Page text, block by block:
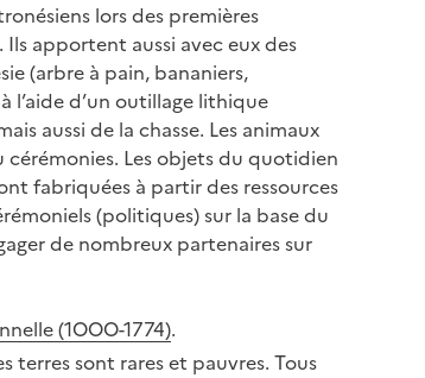
lors des premières
apportent aussi avec eux des
(arbre à pain, bananiers,
l’aide d’un outillage lithique
aussi de la chasse. Les animaux
cérémonies. Les objets du quotidien
fabriquées à partir des ressources
(politiques) sur la base du
de nombreux partenaires sur
(1OOO-1774).
terres sont rares et pauvres. Tous